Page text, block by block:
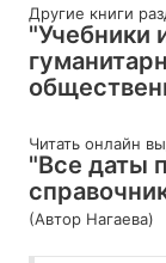
Другие книги
"Учебники
Читать онлайн
"Все даты
(Автор Нагаева)